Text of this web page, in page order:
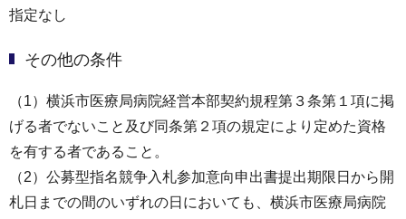
指定なし
その他の条件
（1）横浜市医療局病院経営本部契約規程第３条第１項に掲
げる者でないこと及び同条第２項の規定により定めた資格
を有する者であること。
（2）公募型指名競争入札参加意向申出書提出期限日から開
札日までの間のいずれの日においても、横浜市医療局病院